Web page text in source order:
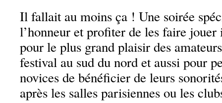
Il fallait au moins ça ! Une soirée
l’honneur et profiter de les faire
pour le plus grand plaisir des
festival au sud du nord et aussi pour
novices de bénéficier de leurs
après les salles parisiennes ou les